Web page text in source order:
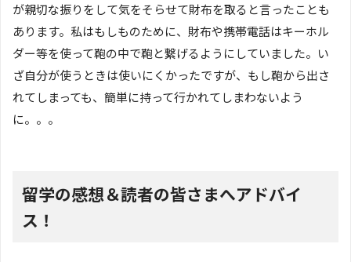
が親切な振りをして気をそらせて財布を取ると言ったことも
あります。私はもしものために、財布や携帯電話はキーホル
ダー等を使って鞄の中で鞄と繋げるようにしていました。い
ざ自分が使うときは使いにくかったですが、もし鞄から出さ
れてしまっても、簡単に持って行かれてしまわないよう
に。。。
留学の感想＆読者の皆さまへアドバイ
ス！